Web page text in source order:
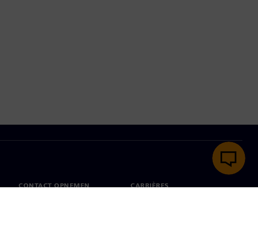
CONTACT OPNEMEN CARRIÈRES